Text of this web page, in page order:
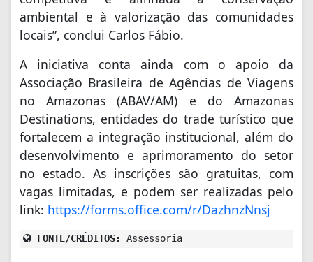
ambiental e à valorização das comunidades
locais”, conclui Carlos Fábio.
A iniciativa conta ainda com o apoio da
Associação Brasileira de Agências de Viagens
no Amazonas (ABAV/AM) e do Amazonas
Destinations, entidades do trade turístico que
fortalecem a integração institucional, além do
desenvolvimento e aprimoramento do setor
no estado. As inscrições são gratuitas, com
vagas limitadas, e podem ser realizadas pelo
link: https://forms.office.com/r/DazhnzNnsj
FONTE/CRÉDITOS: Assessoria